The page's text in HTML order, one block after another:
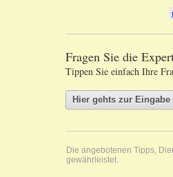
Fragen Sie die
Tippen Sie einfach Ihre
Die angebotenen Tipps,
gewährleistet.